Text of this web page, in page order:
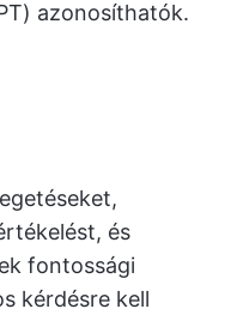
azonosíthatók.
és
fontossági
kérdésre kell